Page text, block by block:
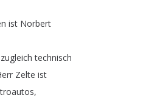
ist Norbert
zugleich technisch
Zelte ist
,